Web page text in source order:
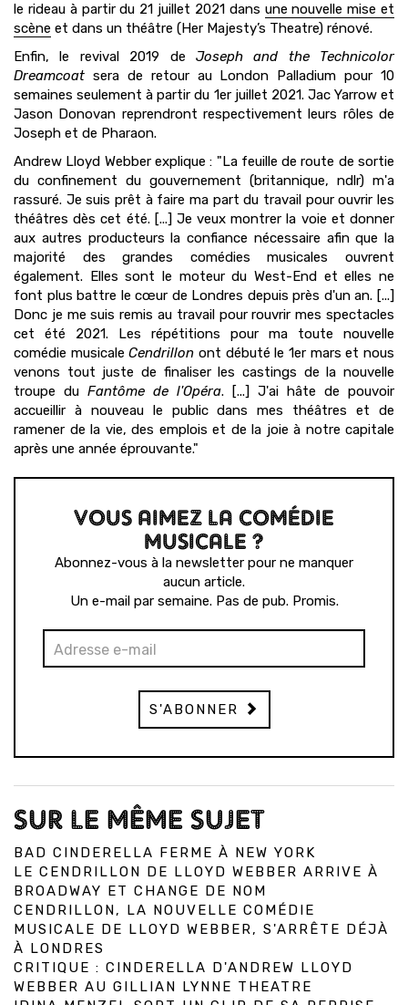
le rideau à partir du 21 juillet 2021 dans une nouvelle mise et
scène et dans un théâtre (Her Majesty’s Theatre) rénové.
Enfin, le revival 2019 de Joseph and the Technicolor
Dreamcoat sera de retour au London Palladium pour 10
semaines seulement à partir du 1er juillet 2021. Jac Yarrow et
Jason Donovan reprendront respectivement leurs rôles de
Joseph et de Pharaon.
Andrew Lloyd Webber explique : "La feuille de route de sortie
du confinement du gouvernement (britannique, ndlr) m'a
rassuré. Je suis prêt à faire ma part du travail pour ouvrir les
théâtres dès cet été. [...] Je veux montrer la voie et donner
aux autres producteurs la confiance nécessaire afin que la
majorité des grandes comédies musicales ouvrent
également. Elles sont le moteur du West-End et elles ne
font plus battre le cœur de Londres depuis près d'un an. [...]
Donc je me suis remis au travail pour rouvrir mes spectacles
cet été 2021. Les répétitions pour ma toute nouvelle
comédie musicaleCendrillon ont débuté le 1er mars et nous
venons tout juste de finaliser les castings de la nouvelle
troupe du Fantôme de l'Opéra. [...] J'ai hâte de pouvoir
accueillir à nouveau le public dans mes théâtres et de
ramener de la vie, des emplois et de la joie à notre capitale
après une année éprouvante."
VOUS AIMEZ LA COMÉDIE
MUSICALE ?
Abonnez-vous à la newsletter pour ne manquer
aucun article.
Un e-mail par semaine. Pas de pub. Promis.
S'ABONNER
SUR LE MÊME SUJET
BAD CINDERELLA FERME À NEW YORK
LE CENDRILLON DE LLOYD WEBBER ARRIVE À
BROADWAY ET CHANGE DE NOM
CENDRILLON, LA NOUVELLE COMÉDIE
MUSICALE DE LLOYD WEBBER, S'ARRÊTE DÉJÀ
À LONDRES
CRITIQUE : CINDERELLA D'ANDREW LLOYD
WEBBER AU GILLIAN LYNNE THEATRE